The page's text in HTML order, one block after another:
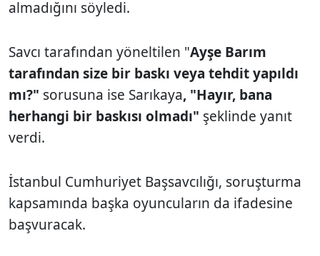
almadığını söyledi.
Savcı tarafından yöneltilen "Ayşe Barım
tarafından size bir baskı veya tehdit yapıldı
mı?" sorusuna ise Sarıkaya, "Hayır, bana
herhangi bir baskısı olmadı" şeklinde yanıt
verdi.
İstanbul Cumhuriyet Başsavcılığı, soruşturma
kapsamında başka oyuncuların da ifadesine
başvuracak.